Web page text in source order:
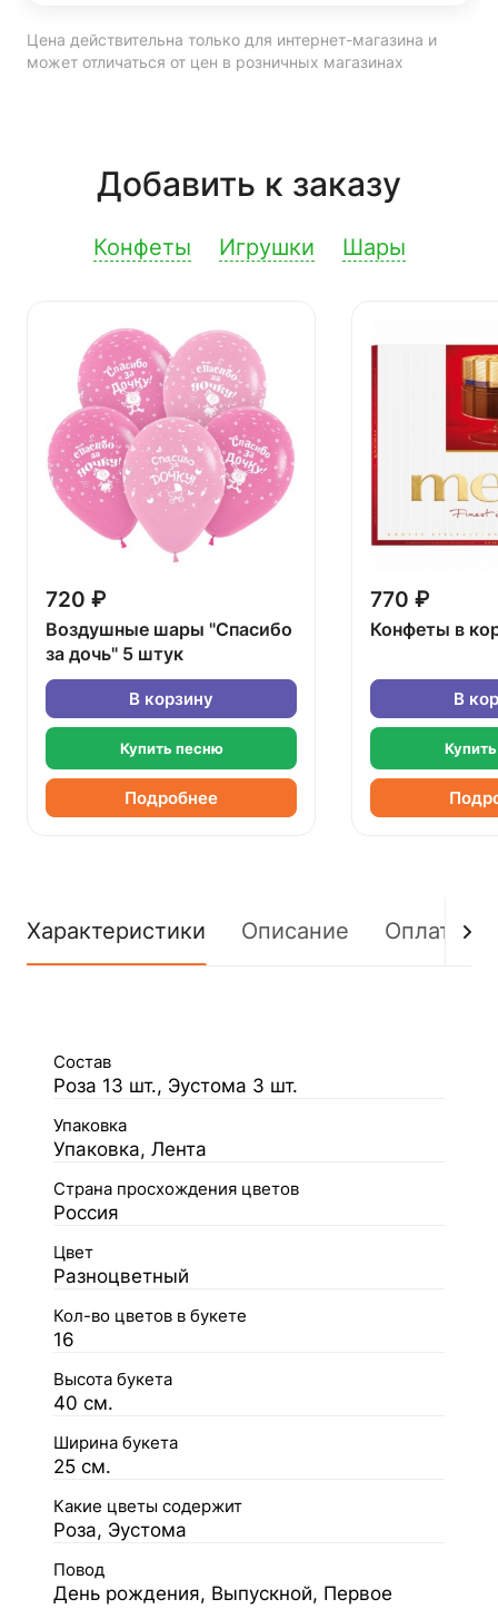
Цена действительна только для интернет-магазина и
может отличаться от цен в розничных магазинах
Добавить к заказу
Конфеты Игрушки Шары
720 ₽
Воздушные шары "Спасибо
за дочь" 5 штук
В корзину
Купить песню
Подробнее
770 ₽
Конфеты в
В
Характеристики Описание Оплата
Состав
Роза 13 шт., Эустома 3 шт.
Упаковка
Упаковка, Лента
Страна просхождения цветов
Россия
Цвет
Разноцветный
Кол-во цветов в букете
16
Высота букета
40 см.
Ширина букета
25 см.
Какие цветы содержит
Роза, Эустома
Повод
День рождения, Выпускной, Первое